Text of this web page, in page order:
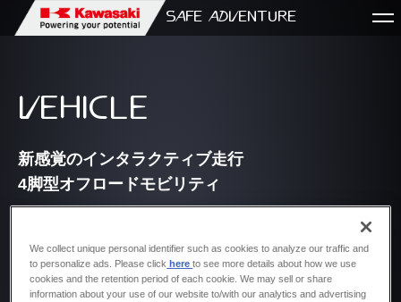
SAFE ADVENTURE
SAFE
TOP
ABOUT
DEVELOPMENT STORY
© Kawasaki Heavy Industries, Ltd.
All rights reserved.
VEHICLE
新感覚のインタラクティブ走行
4脚型オフロードモビリティ
４脚型オフロードモビリティCORLEOは、ライダーの重心移動
から操作意図を検知し、安全にもスリリングにも走行可能。岩場
や森林なども障害物をまたぐように走り、道なき道の先に広がる
新たな景色を楽しめる。川崎重工グループのモーターサイクル開
We collect unique personal identifier such as cookies to analyze our traffic and
to personalize ads. Please click hereto see more details about how we use
cookies and the retention period of each cookie. We may sell or share
information about your use of our website to/with our analytics and advertising